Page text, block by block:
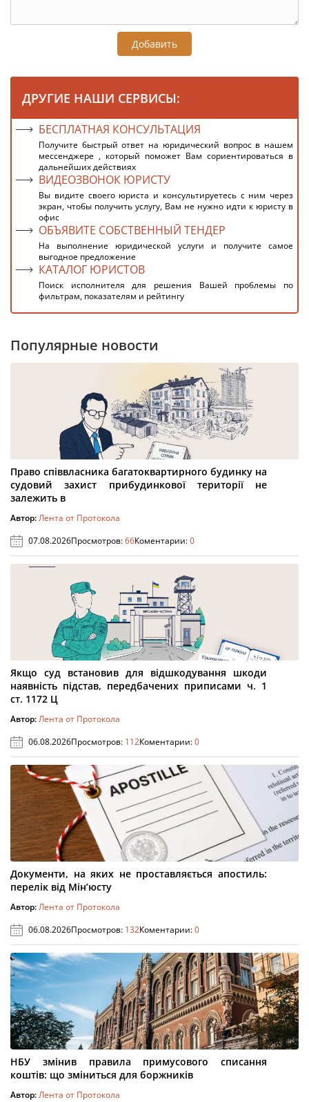
Добавить
ДРУГИЕ НАШИ СЕРВИСЫ:
БЕСПЛАТНАЯ КОНСУЛЬТАЦИЯ
Получите быстрый ответ на юридический вопрос в нашем
мессенджере , который поможет Вам сориентироваться в
дальнейших действиях
ВИДЕОЗВОНОК ЮРИСТУ
Вы видите своего юриста и консультируетесь с ним через
экран, чтобы получить услугу, Вам не нужно идти к юристу в
офис
ОБЪЯВИТЕ СОБСТВЕННЫЙ ТЕНДЕР
На выполнение юридической услуги и получите самое
выгодное предложение
КАТАЛОГ ЮРИСТОВ
Поиск исполнителя для решения Вашей проблемы по
фильтрам, показателям и рейтингу
Популярные новости
Право співвласника багатоквартирного будинку на
судовий захист прибудинкової території не
залежить в
Автор:Лента от Протокола
07.08.2026Просмотров:66Коментарии:0
Якщо суд встановив для відшкодування шкоди
наявність підстав, передбачених приписами ч. 1
ст. 1172 Ц
Автор:Лента от Протокола
06.08.2026Просмотров: 112Коментарии:0
Документи, на яких не проставляється апостиль:
перелік від Мін’юсту
Автор:Лента от Протокола
06.08.2026Просмотров: 132Коментарии:0
НБУ змінив правила примусового списання
коштів: що зміниться для боржників
Автор:Лента от Протокола